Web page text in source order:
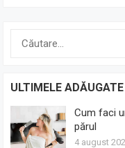
Caută
ULTIMELE ADĂUGATE
Cum faci
părul
4 august